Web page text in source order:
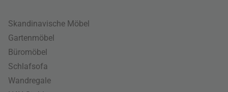
Skandinavische Möbel
Gartenmöbel
Büromöbel
Schlafsofa
Wandregale